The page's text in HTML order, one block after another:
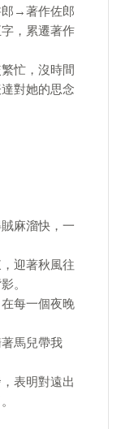
→著作佐郎
，累遷著作
忙，沒時間
對她的思念
麻溜快，一
迎著秋風往
。
每一個夜晚
馬兒帶我
表明對遠出